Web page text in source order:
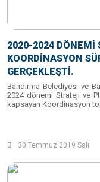
2020-2024 DÖNEMİ
KOORDİNASYON
GERÇEKLEŞTİ.
Bandırma Belediyesi ve
2024 dönemi Strateji ve
kapsayan Koordinasyon
30 Temmuz 2019 Salı